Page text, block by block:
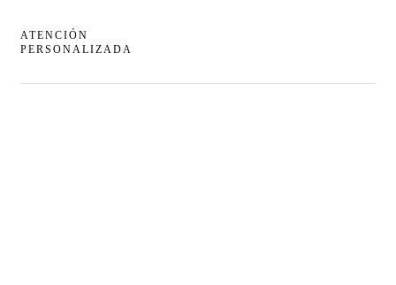
ATENCIÓN
PERSONALIZADA